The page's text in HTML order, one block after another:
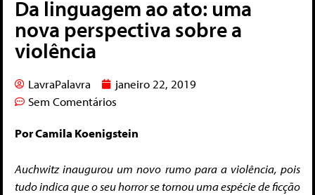
Da linguagem ao ato: uma
nova perspectiva sobre a
violência
LavraPalavra
janeiro 22, 2019
Sem Comentários
Por Camila Koenigstein
Auchwitz inaugurou um novo rumo para a violência, pois
tudo indica que o seu horror se tornou uma espécie de ficção